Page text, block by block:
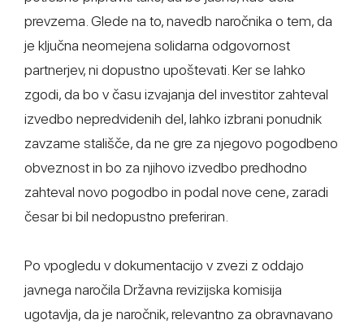
prevzema. Glede na to, navedb naročnika o tem, da
je ključna neomejena solidarna odgovornost
partnerjev, ni dopustno upoštevati. Ker se lahko
zgodi, da bo v času izvajanja del investitor zahteval
izvedbo nepredvidenih del, lahko izbrani ponudnik
zavzame stališče, da ne gre za njegovo pogodbeno
obveznost in bo za njihovo izvedbo predhodno
zahteval novo pogodbo in podal nove cene, zaradi
česar bi bil nedopustno preferiran.
Po vpogledu v dokumentacijo v zvezi z oddajo
javnega naročila Državna revizijska komisija
ugotavlja, da je naročnik, relevantno za obravnavano